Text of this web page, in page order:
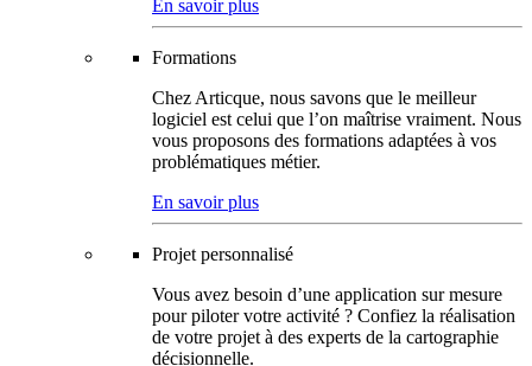
En savoir plus
Formations
Chez Articque, nous savons que le meilleur
logiciel est celui que l’on maîtrise vraiment. Nous
vous proposons des formations adaptées à vos
problématiques métier.
En savoir plus
Projet personnalisé
Vous avez besoin d’une application sur mesure
pour piloter votre activité ? Confiez la réalisation
de votre projet à des experts de la cartographie
décisionnelle.